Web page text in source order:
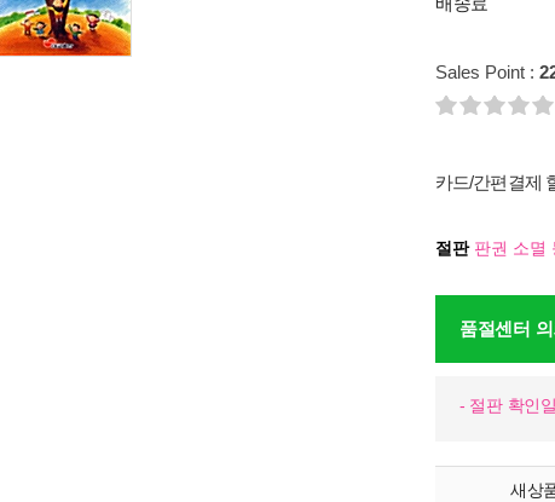
Sales Point :
카드/간편결제
절판판권 소멸
품절센터 의
- 절판 확인
새상